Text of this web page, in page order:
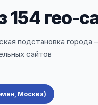
154 гео-
подстановка города
сайтов
Москва)